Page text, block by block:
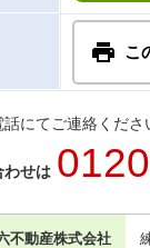
こ
にてご連絡くださ
わせは
不動産株式会社